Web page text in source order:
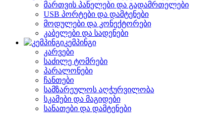
მართვის პანელები და გადამრთელები
USB პორტები და დამტენები
მოდულები და კონექტორები
კაბელები და სადენები
კემპინგი
კარვები
საძილე ტომრები
პარალონები
ჩანთები
სამზარეულოს აღჭურვილობა
სკამები და მაგიდები
სანათები და დამტენები